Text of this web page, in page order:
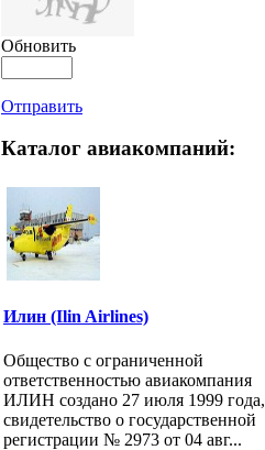
Обновить
Отправить
Каталог авиакомпаний:
Илин (Ilin Airlines)
Общество с ограниченной
ответственностью авиакомпания
ИЛИН создано 27 июля 1999 года,
свидетельство о государственной
регистрации № 2973 от 04 авг...